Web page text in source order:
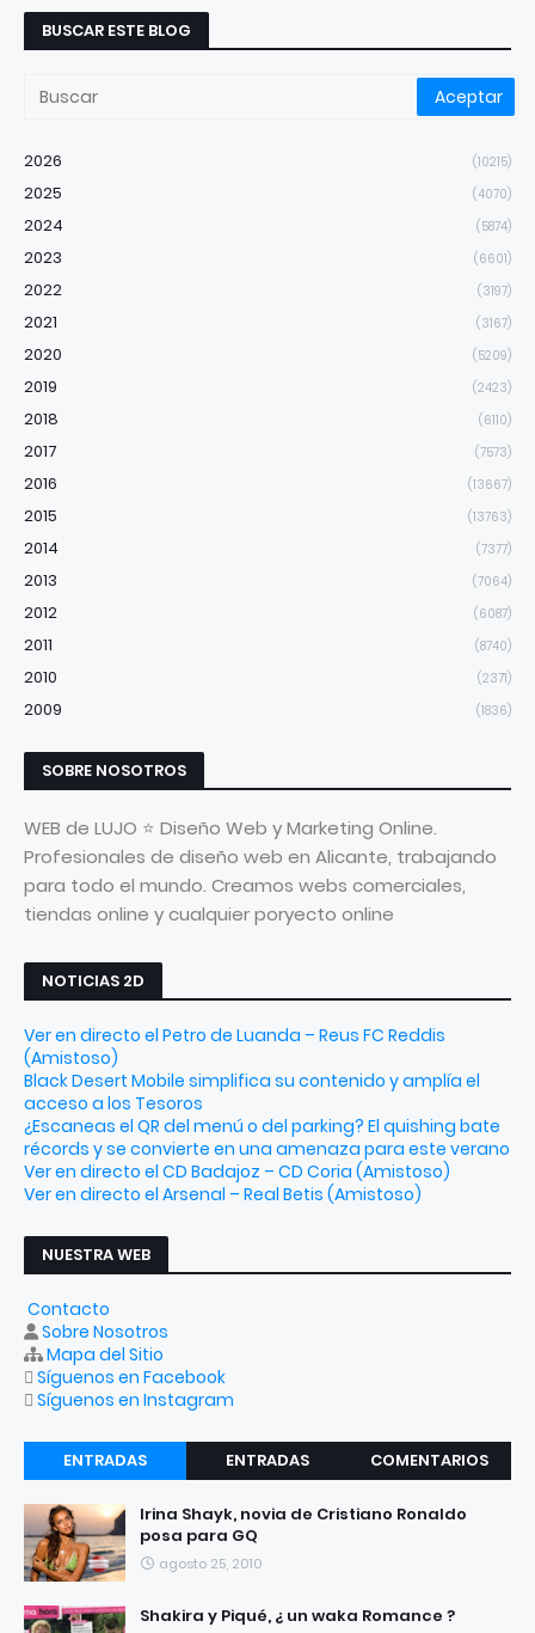
BUSCAR ESTE BLOG
2026 (10215)
2025 (4070)
2024 (5874)
2023 (6601)
2022 (3197)
2021 (3167)
2020 (5209)
2019 (2423)
2018 (6110)
2017 (7573)
2016 (13667)
2015 (13763)
2014 (7377)
2013 (7064)
2012 (6087)
2011 (8740)
2010 (2371)
2009 (1836)
SOBRE NOSOTROS
WEB de LUJO ⭐ Diseño Web y Marketing Online.
Profesionales de diseño web en Alicante, trabajando
para todo el mundo. Creamos webs comerciales,
tiendas online y cualquier poryecto online
NOTICIAS 2D
Ver en directo el Petro de Luanda – Reus FC Reddis
(Amistoso)
Black Desert Mobile simplifica su contenido y amplía el
acceso a los Tesoros
¿Escaneas el QR del menú o del parking? El quishing bate
récords y se convierte en una amenaza para este verano
Ver en directo el CD Badajoz – CD Coria (Amistoso)
Ver en directo el Arsenal – Real Betis (Amistoso)
NUESTRA WEB
Contacto
Sobre Nosotros
Mapa del Sitio
Síguenos en Facebook
Síguenos en Instagram
ENTRADAS
RECIENTES
ENTRADAS
COMENTARIOS
Irina Shayk, novia de Cristiano Ronaldo
posa para GQ
agosto 25, 2010
Shakira y Piqué, ¿ un waka Romance ?